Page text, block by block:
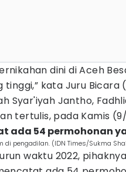
dini di Aceh
tinggi,” kata Juru Bicara
Syar'iyah Jantho,
tertulis, pada Kamis
ada 54 permohonan
di pengadilan. (IDN Times/Sukma
waktu 2022,